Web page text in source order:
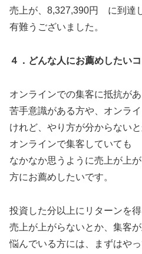
売上が、8,327,390円 に到達
有難うございました。
４．どんな人にお薦めしたい
オンラインでの集客に抵抗があ
苦手意識がある方や、オンラ
けれど、やり方が分からないと
オンラインで集客していても
なかなか思うように売上が上
方にお薦めしたいです。
投資した分以上にリターンを得
売上が上がらないとか、集客
悩んでいる方には、まずはや